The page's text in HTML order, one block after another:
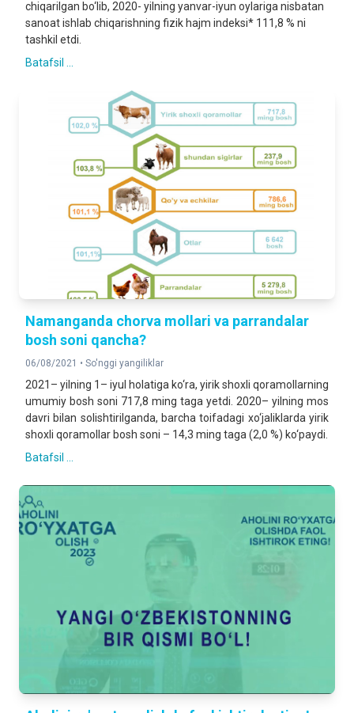
chiqarilgan bo‘lib, 2020- yilning yanvar-iyun oylariga nisbatan
sanoat ishlab chiqarishning fizik hajm indeksi* 111,8 % ni
tashkil etdi.
Batafsil ...
Namanganda chorva mollari va parrandalar
bosh soni qancha?
06/08/2021 • So'nggi yangiliklar
2021– yilning 1– iyul holatiga ko‘ra, yirik shoxli qoramollarning
umumiy bosh soni 717,8 ming taga yetdi. 2020– yilning mos
davri bilan solishtirilganda, barcha toifadagi xo‘jaliklarda yirik
shoxli qoramollar bosh soni – 14,3 ming taga (2,0 %) ko‘paydi.
Batafsil ...